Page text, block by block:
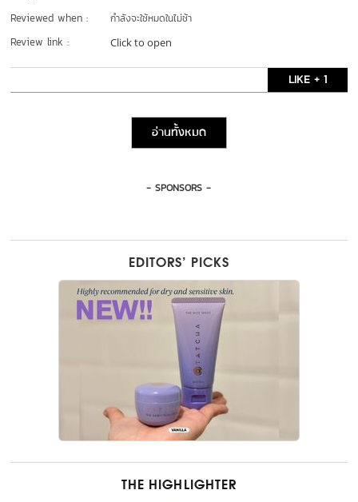
Reviewed when : กำลังจะใช้หมดในไม่ช้า
Review link : Click to open
LIKE + 1
อ่านทั้งหมด
- SPONSORS -
EDITORS’ PICKS
THE HIGHLIGHTER